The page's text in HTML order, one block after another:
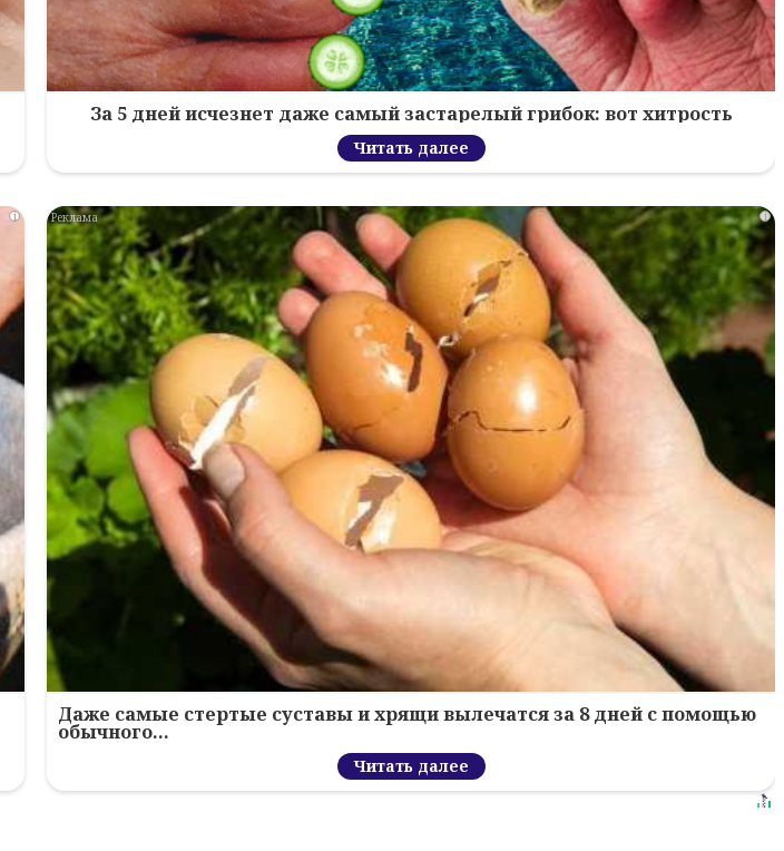
За 5 дней исчезнет даже самый застарелый грибок: вот хитрость
Читать далее
i i
Даже самые стертые суставы и хрящи вылечатся за 8 дней с помощью
обычного…
Читать далее